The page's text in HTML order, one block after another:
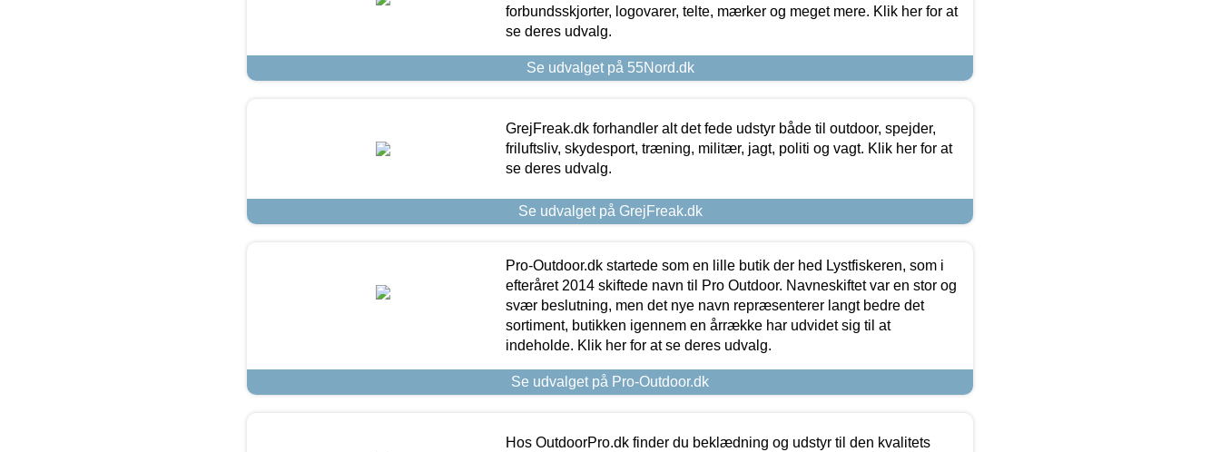
forbundsskjorter, logovarer, telte, mærker og meget mere. Klik her for at
se deres udvalg.
Se udvalget på 55Nord.dk
GrejFreak.dk forhandler alt det fede udstyr både til outdoor, spejder,
friluftsliv, skydesport, træning, militær, jagt, politi og vagt. Klik her for at
se deres udvalg.
Se udvalget på GrejFreak.dk
Pro-Outdoor.dk startede som en lille butik der hed Lystfiskeren, som i
efteråret 2014 skiftede navn til Pro Outdoor. Navneskiftet var en stor og
svær beslutning, men det nye navn repræsenterer langt bedre det
sortiment, butikken igennem en årrække har udvidet sig til at
indeholde. Klik her for at se deres udvalg.
Se udvalget på Pro-Outdoor.dk
Hos OutdoorPro.dk finder du beklædning og udstyr til den kvalitets